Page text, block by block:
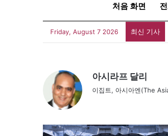
처음 화면
Friday, August 7 2026 최신 기사
아시라프 달리
이집트, 아시아엔(The